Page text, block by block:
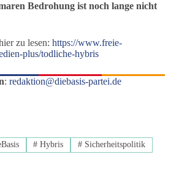
Bedrohung ist noch lange nicht
zu lesen: https://www.freie-
plus/todliche-hybris
: redaktion@diebasis-partei.de
# Hybris # Sicherheitspolitik